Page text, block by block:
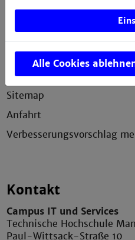
Service
Erklärung zur Barrierefreiheit
Datenschutzerklärung
Sitemap
Anfahrt
Verbesserungsvorschlag
Kontakt
Campus IT und Services
Technische Hochschule
Paul-Wittsack-Straße 10
Alle Cookies